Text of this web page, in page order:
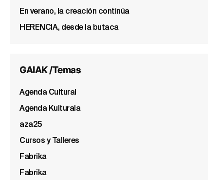
En verano, la creación continúa
HERENCIA, desde la butaca
GAIAK /Temas
Agenda Cultural
Agenda Kulturala
aza25
Cursos y Talleres
Fabrika
Fabrika